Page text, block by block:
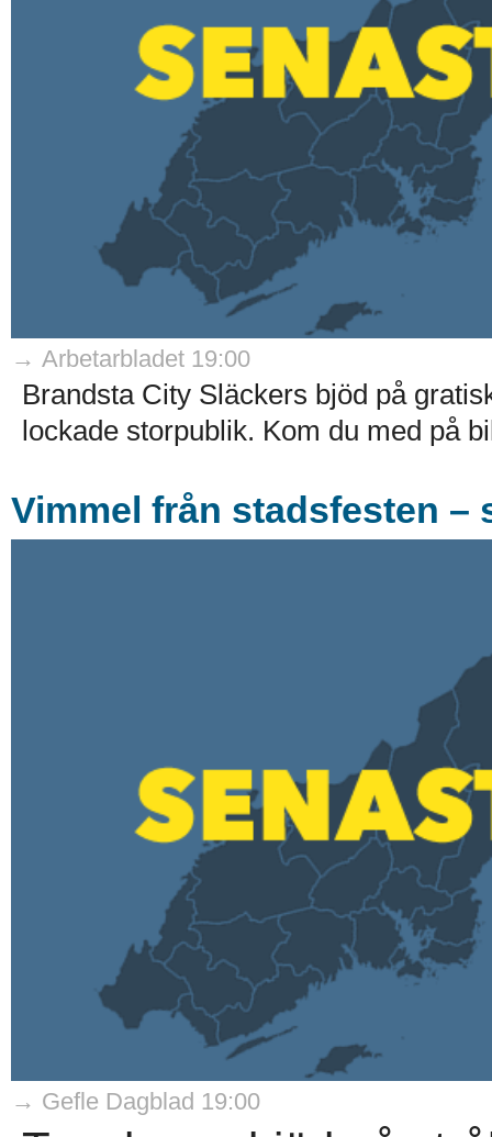
→ Arbetarbladet 19:00
Brandsta City Släckers bjöd på
lockade storpublik. Kom du med på
Vimmel från stadsfesten –
→ Gefle Dagblad 19:00